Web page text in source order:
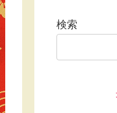
検索